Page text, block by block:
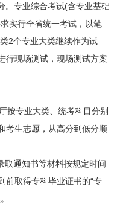
。专业综合考试(含专业基础
实行全省统一考试，以笔
2个专业大类继续作为试
行现场测试，现场测试方案
专业大类、统考科目分别
考生志愿，从高分到低分顺
通知书等材料按规定时间
前取得专科毕业证书的“专